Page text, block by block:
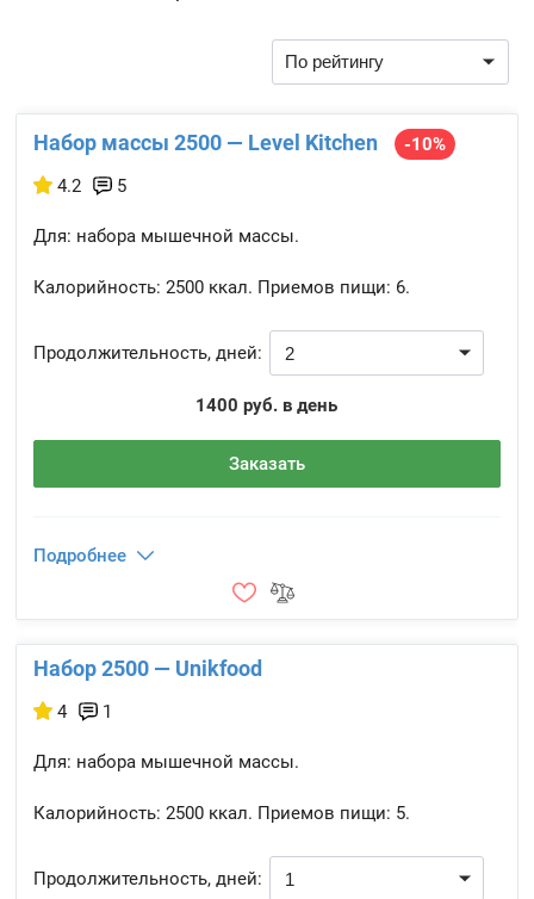
Набор массы 2500 — Level Kitchen
-10%
4.2
5
Для: набора мышечной массы.
Калорийность: 2500 ккал. Приемов пищи: 6.
Продолжительность, дней:
1400 руб. в день
Заказать
Подробнее
Набор 2500 — Unikfood
4 1
Для: набора мышечной массы.
Калорийность: 2500 ккал. Приемов пищи: 5.
Продолжительность, дней: